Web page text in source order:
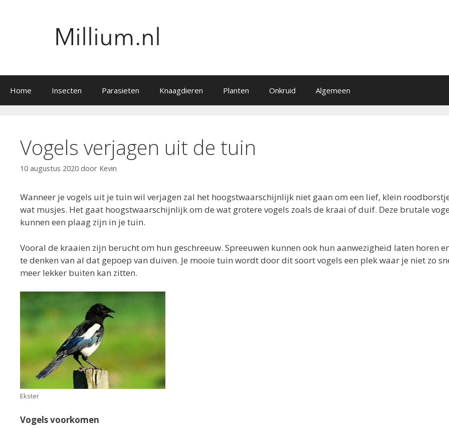
Home Insecten Parasieten Knaagdieren Planten Onkruid Algemeen
Vogels verjagen uit de tuin
10 augustus 2020 door Kevin
Wanneer je vogels uit je tuin wil verjagen zal het hoogstwaarschijnlijk niet gaan om een lief, klein
wat musjes. Het gaat hoogstwaarschijnlijk om de wat grotere vogels zoals de kraai of duif. Deze brutale
kunnen een plaag zijn in je tuin.
Vooral de kraaien zijn berucht om hun geschreeuw. Spreeuwen kunnen ook hun aanwezigheid laten horen
te denken van al dat gepoep van duiven. Je mooie tuin wordt door dit soort vogels een plek waar je niet zo
meer lekker buiten kan zitten.
Ekster
Vogels voorkomen